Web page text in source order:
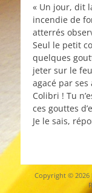
« Un jour, dit
incendie de
atterrés
Seul le petit
quelques
jeter sur le
agacé par
Colibri ! Tu
ces gouttes
Je le sais,
Copyright © 2026